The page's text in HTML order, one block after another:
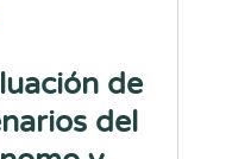
de
del